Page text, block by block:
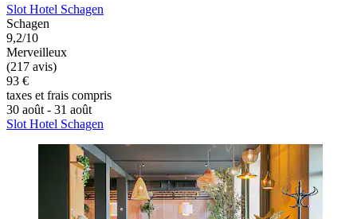
Slot Hotel Schagen
Schagen
9,2/10
Merveilleux
(217 avis)
93 €
taxes et frais compris
30 août - 31 août
Slot Hotel Schagen